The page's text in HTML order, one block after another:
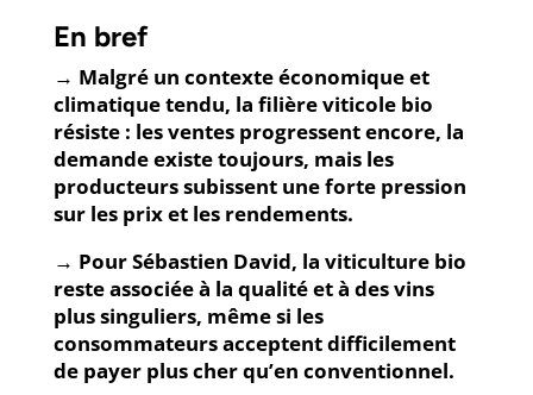
En bref
→ Malgré un contexte économique et
climatique tendu, la filière viticole bio
résiste : les ventes progressent encore, la
demande existe toujours, mais les
producteurs subissent une forte pression
sur les prix et les rendements.
→ Pour Sébastien David, la viticulture bio
reste associée à la qualité et à des vins
plus singuliers, même si les
consommateurs acceptent difficilement
de payer plus cher qu’en conventionnel.